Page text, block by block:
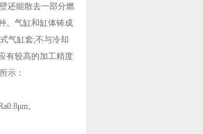
还能散去一部分燃
。气缸和缸体铸成
气缸套;不与冷却
有较高的加工精度
示：
。